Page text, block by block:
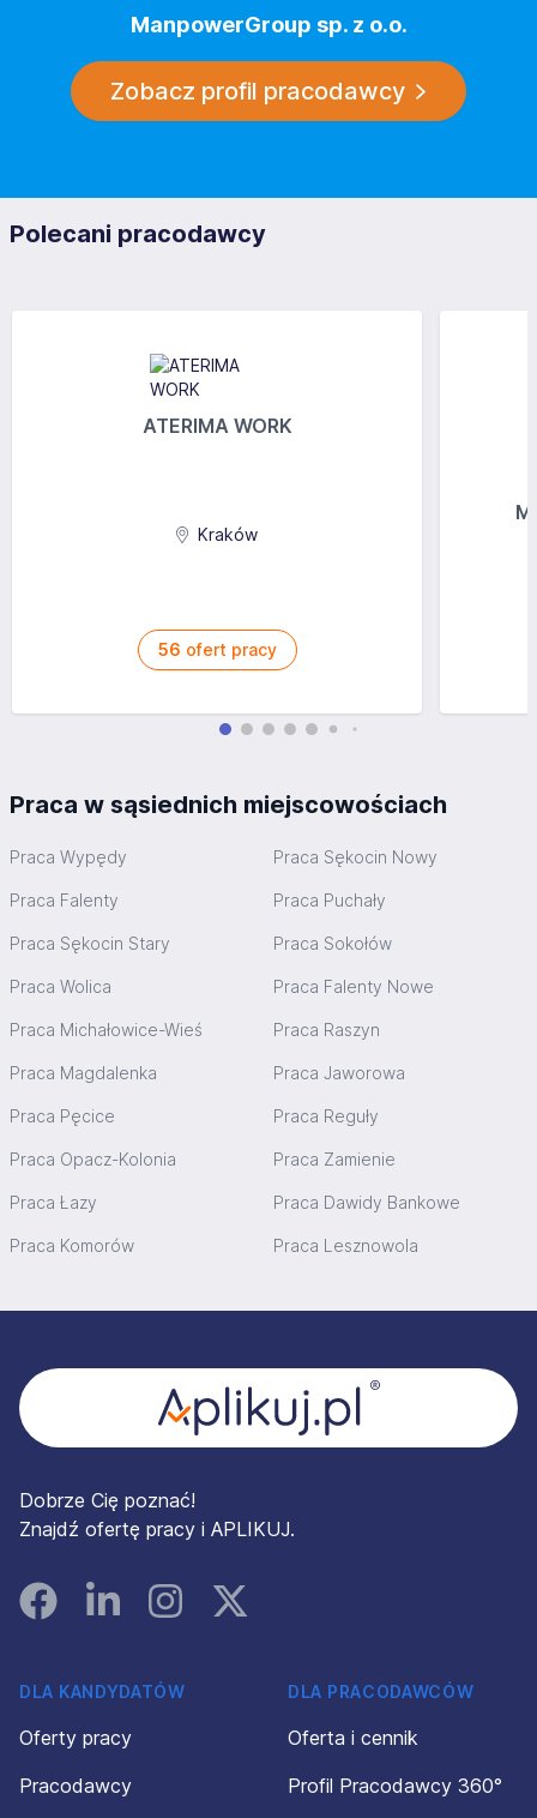
ManpowerGroup sp. z o.o.
Zobacz profil pracodawcy
Polecani pracodawcy
ATERIMA WORK
Kraków
56 ofert pracy
Praca w sąsiednich miejscowościach
Praca Wypędy Praca Sękocin Nowy
Praca Falenty Praca Puchały
Praca Sękocin Stary Praca Sokołów
Praca Wolica Praca Falenty Nowe
Praca Michałowice-Wieś Praca Raszyn
Praca Magdalenka Praca Jaworowa
Praca Pęcice Praca Reguły
Praca Opacz-Kolonia Praca Zamienie
Praca Łazy Praca Dawidy Bankowe
Praca Komorów Praca Lesznowola
Dobrze Cię poznać!
Znajdź ofertę pracy i APLIKUJ.
FacebookLinked InInstagramInstagram
DLA KANDYDATÓW
Oferty pracy
Pracodawcy
DLA PRACODAWCÓW
Oferta i cennik
Profil Pracodawcy 360°